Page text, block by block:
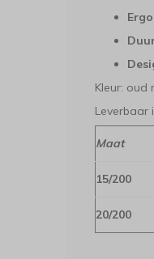
Kleur: oud
Leverbaar
Maat
15/200
20/200